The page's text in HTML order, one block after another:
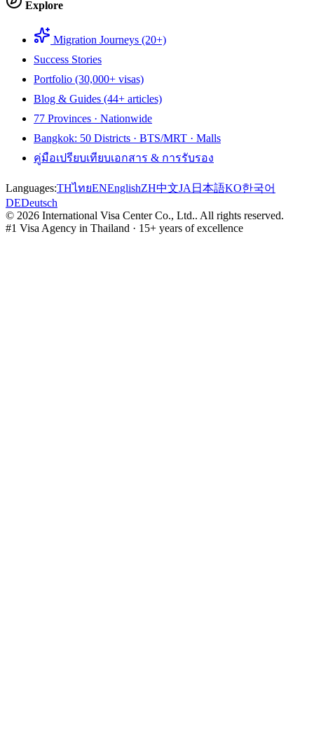
Explore
Migration Journeys (20+)
Success Stories
Portfolio (30,000+ visas)
Blog & Guides (44+ articles)
77 Provinces · Nationwide
Bangkok: 50 Districts · BTS/MRT · Malls
คู่มือเปรียบเทียบเอกสาร & การรับรอง
Languages:THไทยENEnglishZH中文JA 日本語KO한국어
DEDeutsch
© 2026 International Visa Center Co., Ltd.. All rights reserved.
#1 Visa Agency in Thailand · 15+ years of excellence